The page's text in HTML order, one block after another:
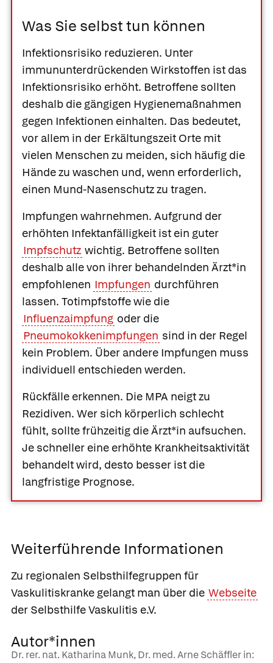
Was Sie selbst tun können
Infektionsrisiko reduzieren. Unter
immununterdrückenden Wirkstoffen ist das
Infektionsrisiko erhöht. Betroffene sollten
deshalb die gängigen Hygienemaßnahmen
gegen Infektionen einhalten. Das bedeutet,
vor allem in der Erkältungszeit Orte mit
vielen Menschen zu meiden, sich häufig die
Hände zu waschen und, wenn erforderlich,
einen Mund-Nasenschutz zu tragen.
Impfungen wahrnehmen. Aufgrund der
erhöhten Infektanfälligkeit ist ein guter
Impfschutz wichtig. Betroffene sollten
deshalb alle von ihrer behandelnden Ärzt*in
empfohlenen Impfungen durchführen
lassen. Totimpfstoffe wie die
Influenzaimpfung oder die
Pneumokokkenimpfungen sind in der Regel
kein Problem. Über andere Impfungen muss
individuell entschieden werden.
Rückfälle erkennen. Die MPA neigt zu
Rezidiven. Wer sich körperlich schlecht
fühlt, sollte frühzeitig die Ärzt*in aufsuchen.
Je schneller eine erhöhte Krankheitsaktivität
behandelt wird, desto besser ist die
langfristige Prognose.
Weiterführende Informationen
Zu regionalen Selbsthilfegruppen für
Vaskulitiskranke gelangt man über die Webseite
der Selbsthilfe Vaskulitis e.V.
Autor*innen
Dr. rer. nat. Katharina Munk, Dr. med. Arne Schäffler in: